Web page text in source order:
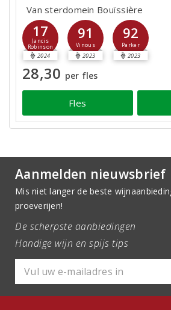
Van sterdomein Bouïssière
17
Jancis
Robinson
2024
91
Vinous
2023
92
Parker
2023
28,30 per fles
Fles
Aanmelden nieuwsbrief
Mis niet langer de beste
proeverijen!
De scherpste aanbiedingen
Handige wijn en spijs tips